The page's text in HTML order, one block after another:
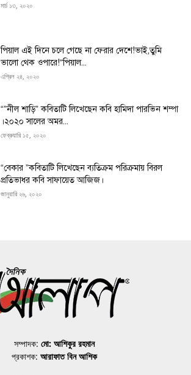
মার্চ ১৩, ২০২০
পিয়াল এই দিনে চলে গেছে না ফেরার দেশে!ভাই,তুমি
ভালো থেক ওপারে!“পিয়াল...
এপ্রিল ২৪, ২০২০
“”নীল শাড়ি” কবিতাটি লিখেছেন কবি হামিদা পারভিন শম্পা
।২০২০ সালের অমর...
ফেব্রুয়ারি ১৫, ২০২০
“বেকার ”কবিতাটি লিখেছেন ব্যতিক্রম পরিক্রমায় বিরল
প্রতিভাধর কবি সাফায়েত আজিজ।
জানুয়ারি ২৬, ২০২০
সম্পাদক: মো: আশিকুর রহমান
প্রকাশক: আরাফাত বিন আশিক